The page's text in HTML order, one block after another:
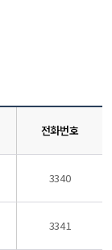
전화번호
3340
3341